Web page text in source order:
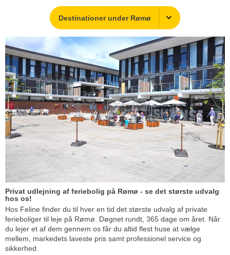
Destinationer under Rømø
Privat udlejning af feriebolig på Rømø - se det største udvalg
hos os!
Hos Feline finder du til hver en tid det største udvalg af private
ferieboliger til leje på Rømø. Døgnet rundt, 365 dage om året. Når
du lejer et af dem gennem os får du altid flest huse at vælge
mellem, markedets laveste pris samt professionel service og
sikkerhed.